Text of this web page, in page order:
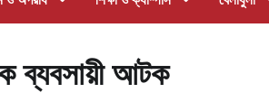
ব্যবসায়ী আটক